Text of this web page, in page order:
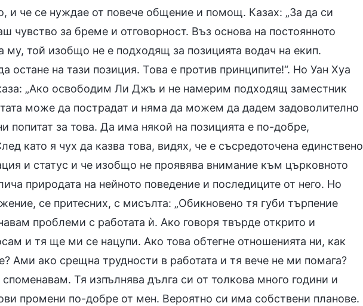
и че се нуждае от повече общение и помощ. Казах: „За да си
чувство за бреме и отговорност. Въз основа на постоянното
той изобщо не е подходящ за позицията водач на екип.
остане на тази позиция. Това е против принципите!“. Но Уан Хуа
„Ако освободим Ли Джъ и не намерим подходящ заместник
може да пострадат и няма да можем да дадем задоволително
попитат за това. Да има някой на позицията е по-добре,
като я чух да казва това, видях, че е съсредоточена единствено
и статус и че изобщо не проявява внимание към църковното
природата на нейното поведение и последиците от него. Но
се притесних, с мисълта: „Обикновено тя губи търпение
проблеми с работата ѝ. Ако говоря твърде открито и
и тя ще ми се нацупи. Ако това обтегне отношенията ни, как
Ами ако срещна трудности в работата и тя вече не ми помага?
Тя изпълнява дълга си от толкова много години и
промени по-добре от мен. Вероятно си има собствени планове.